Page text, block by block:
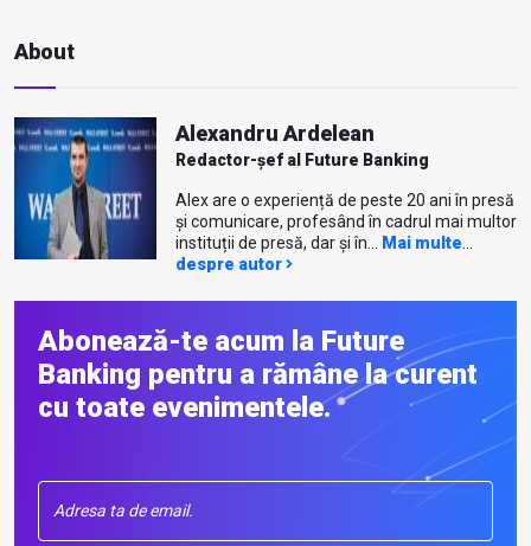
About
Alexandru Ardelean
Redactor-șef al Future Banking
Alex are o experiență de peste 20 ani în presă
și comunicare, profesând în cadrul mai multor
instituții de presă, dar și în... Mai multe
despre autor
Abonează-te acum la Future
Banking pentru a rămâne la curent
cu toate evenimentele.